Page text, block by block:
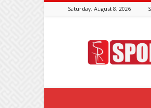
Saturday, August 8, 2026